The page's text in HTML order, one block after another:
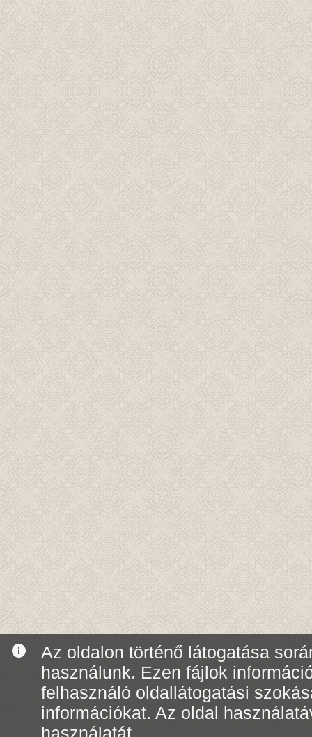
info
Az oldalon történő látogatása
használunk. Ezen fájlok
felhasználó oldallátogatási
információkat. Az oldal
használatát.